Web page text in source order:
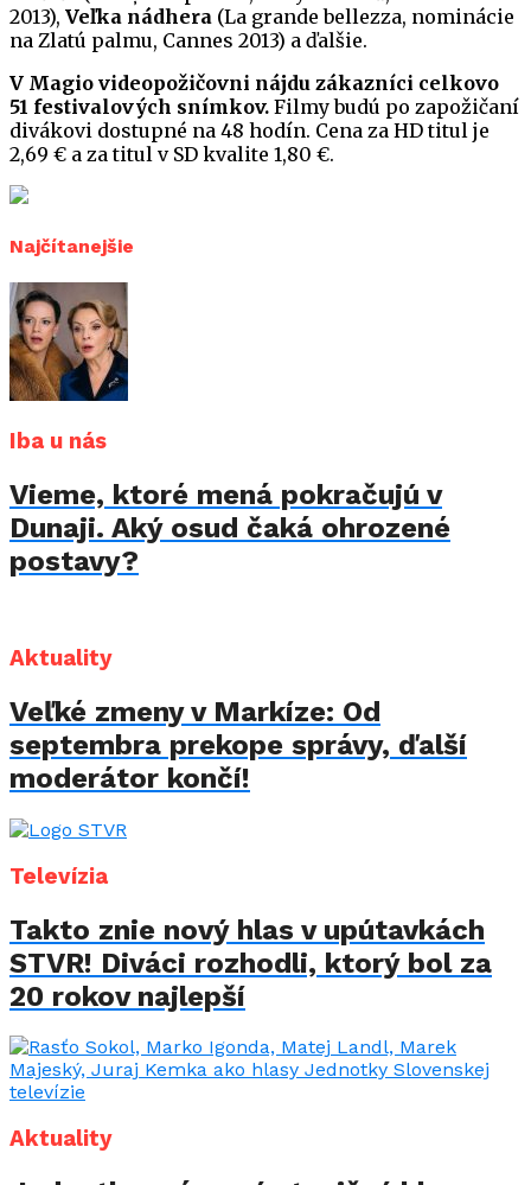
2013), Veľka nádhera (La grande bellezza, nominácie
na Zlatú palmu, Cannes 2013) a ďalšie.
V Magio videopožičovni nájdu zákazníci celkovo
51 festivalových snímkov. Filmy budú po zapožičaní
divákovi dostupné na 48 hodín. Cena za HD titul je
2,69 € a za titul v SD kvalite 1,80 €.
Najčítanejšie
Iba u nás
Vieme, ktoré mená pokračujú v
Dunaji. Aký osud čaká ohrozené
postavy?
Aktuality
Veľké zmeny v Markíze: Od
septembra prekope správy, ďalší
moderátor končí!
Televízia
Takto znie nový hlas v upútavkách
STVR! Diváci rozhodli, ktorý bol za
20 rokov najlepší
Aktuality